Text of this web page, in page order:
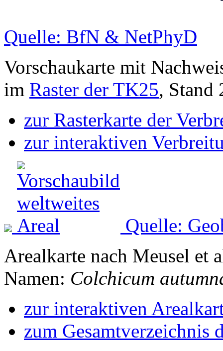
Quelle: BfN & NetPhyD
Vorschaukarte mit
im Raster der TK25, Stand
zur Rasterkarte der
zur interaktiven
Quelle:
Arealkarte nach Meusel et
Namen: Colchicum
zur interaktiven
zum Gesamtverzeichnis